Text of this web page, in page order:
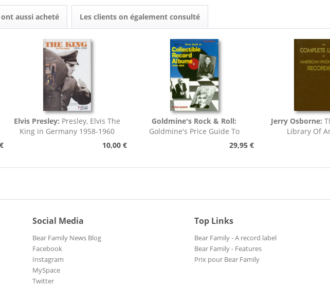
aussi acheté Les clients on également consulté
Elvis Presley: Presley, Elvis The
King in Germany 1958-1960
10,00 €
Goldmine's Rock & Roll:
Goldmine's Price Guide To
Collectable Record...29,95 €
Jerry Osborne:
Library Of
Social Media
Bear Family News Blog
Facebook
Instagram
MySpace
Twitter
Top Links
Bear Family - A record label
Bear Family - Features
Prix pour Bear Family